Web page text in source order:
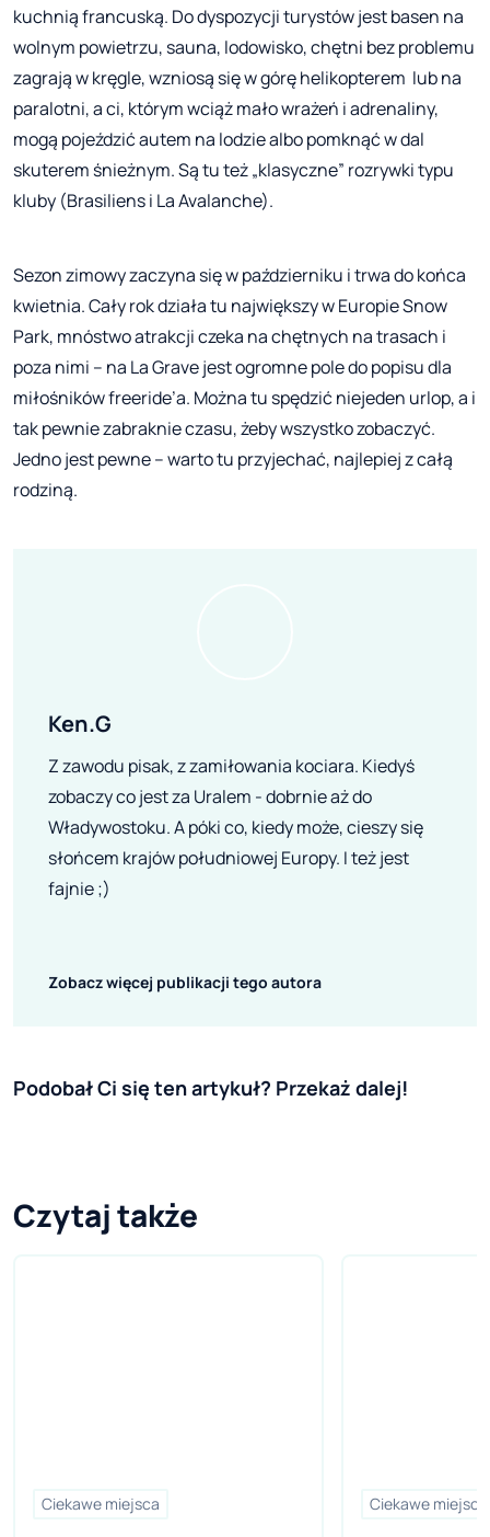
kuchnią francuską. Do dyspozycji turystów jest basen na
wolnym powietrzu, sauna, lodowisko, chętni bez problemu
zagrają w kręgle, wzniosą się w górę helikopterem lub na
paralotni, a ci, którym wciąż mało wrażeń i adrenaliny,
mogą pojeździć autem na lodzie albo pomknąć w dal
skuterem śnieżnym. Są tu też „klasyczne” rozrywki typu
kluby (Brasiliens i La Avalanche).
Sezon zimowy zaczyna się w październiku i trwa do końca
kwietnia. Cały rok działa tu największy w Europie Snow
Park, mnóstwo atrakcji czeka na chętnych na trasach i
poza nimi – na La Grave jest ogromne pole do popisu dla
miłośników freeride’a. Można tu spędzić niejeden urlop, a i
tak pewnie zabraknie czasu, żeby wszystko zobaczyć.
Jedno jest pewne – warto tu przyjechać, najlepiej z całą
rodziną.
Ken.G
Z zawodu pisak, z zamiłowania kociara. Kiedyś
zobaczy co jest za Uralem - dobrnie aż do
Władywostoku. A póki co, kiedy może, cieszy się
słońcem krajów południowej Europy. I też jest
fajnie ;)
Zobacz więcej publikacji tego autora
Podobał Ci się ten artykuł? Przekaż dalej!
Czytaj także
Ciekawe miejsca Ciekawe miejsca